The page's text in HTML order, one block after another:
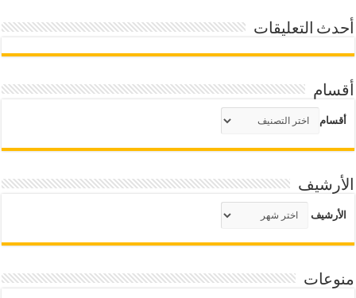
أحدث التعليقات
أقسام
أقسام
الأرشيف
الأرشيف
منوعات